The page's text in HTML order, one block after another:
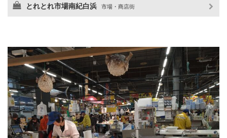
とれとれ市場南紀白浜 市場・商店街